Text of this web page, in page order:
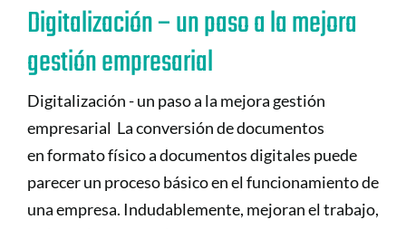
Digitalización – un paso a la mejora
gestión empresarial
Digitalización - un paso a la mejora gestión
empresarial La conversión de documentos
en formato físico a documentos digitales puede
parecer un proceso básico en el funcionamiento de
una empresa. Indudablemente, mejoran el trabajo,